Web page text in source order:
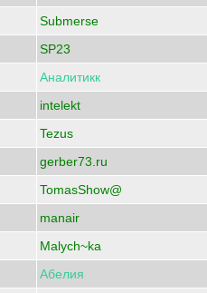
Submerse
SP23
Аналитикк
intelekt
Tezus
gerber73.ru
TomasShow@
manair
Malych~ka
Абелия